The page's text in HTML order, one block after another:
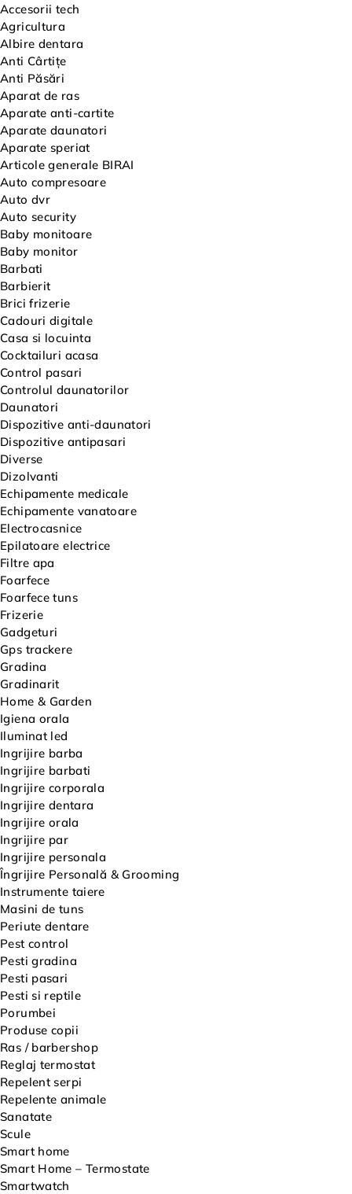
Accesorii tech
Agricultura
Albire dentara
Anti Cârtițe
Anti Păsări
Aparat de ras
Aparate anti-cartite
Aparate daunatori
Aparate speriat
Articole generale BIRAI
Auto compresoare
Auto dvr
Auto security
Baby monitoare
Baby monitor
Barbati
Barbierit
Brici frizerie
Cadouri digitale
Casa si locuinta
Cocktailuri acasa
Control pasari
Controlul daunatorilor
Daunatori
Dispozitive anti-daunatori
Dispozitive antipasari
Diverse
Dizolvanti
Echipamente medicale
Echipamente vanatoare
Electrocasnice
Epilatoare electrice
Filtre apa
Foarfece
Foarfece tuns
Frizerie
Gadgeturi
Gps trackere
Gradina
Gradinarit
Home & Garden
Igiena orala
Iluminat led
Ingrijire barba
Ingrijire barbati
Ingrijire corporala
Ingrijire dentara
Ingrijire orala
Ingrijire par
Ingrijire personala
Îngrijire Personală & Grooming
Instrumente taiere
Masini de tuns
Periute dentare
Pest control
Pesti gradina
Pesti pasari
Pesti si reptile
Porumbei
Produse copii
Ras / barbershop
Reglaj termostat
Repelent serpi
Repelente animale
Sanatate
Scule
Smart home
Smart Home – Termostate
Smartwatch